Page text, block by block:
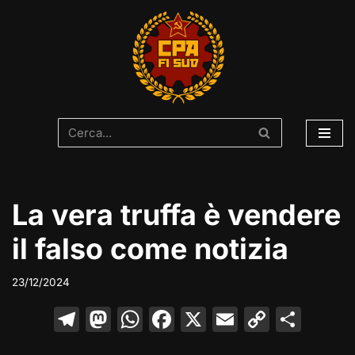
La vera truffa è vendere
il falso come notizia
23/12/2024
T M W F X E C